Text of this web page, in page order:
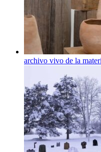
archivo vivo de la